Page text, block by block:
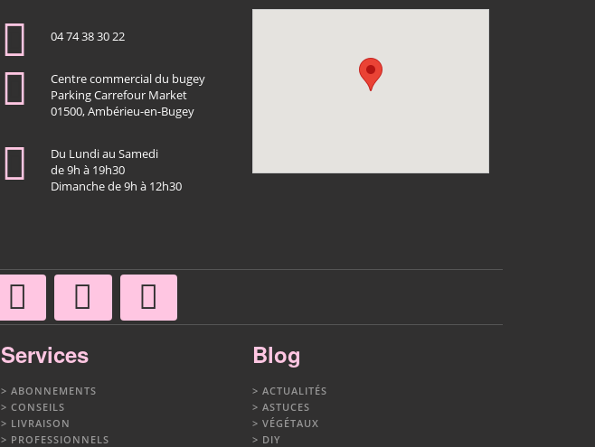
04 74 38 30 22
Centre commercial du bugey
Parking Carrefour Market
01500, Ambérieu-en-Bugey
Du Lundi au Samedi
de 9h à 19h30
Dimanche de 9h à 12h30
Services
ABONNEMENTS
CONSEILS
LIVRAISON
PROFESSIONNELS
Blog
ACTUALITÉS
ASTUCES
VÉGÉTAUX
DIY